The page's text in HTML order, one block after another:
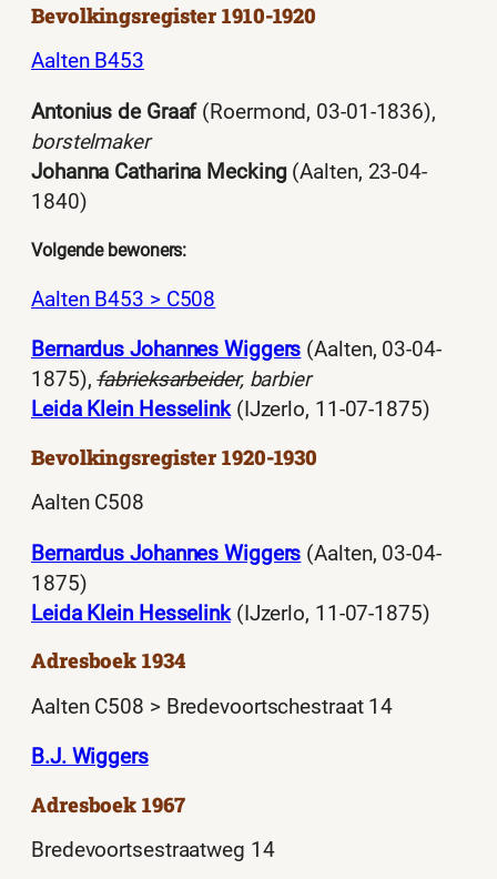
Bevolkingsregister 1910-1920
Aalten B453
Antonius de Graaf(Roermond, 03-01-1836),
borstelmaker
Johanna Catharina Mecking(Aalten, 23-04-
1840)
Volgende bewoners:
Aalten B453 > C508
Bernardus Johannes Wiggers (Aalten, 03-04-
1875),fabrieksarbeider, barbier
Leida Klein Hesselink(IJzerlo, 11-07-1875)
Bevolkingsregister 1920-1930
Aalten C508
Bernardus Johannes Wiggers (Aalten, 03-04-
1875)
Leida Klein Hesselink(IJzerlo, 11-07-1875)
Adresboek 1934
Aalten C508 > Bredevoortschestraat 14
B.J. Wiggers
Adresboek 1967
Bredevoortsestraatweg 14